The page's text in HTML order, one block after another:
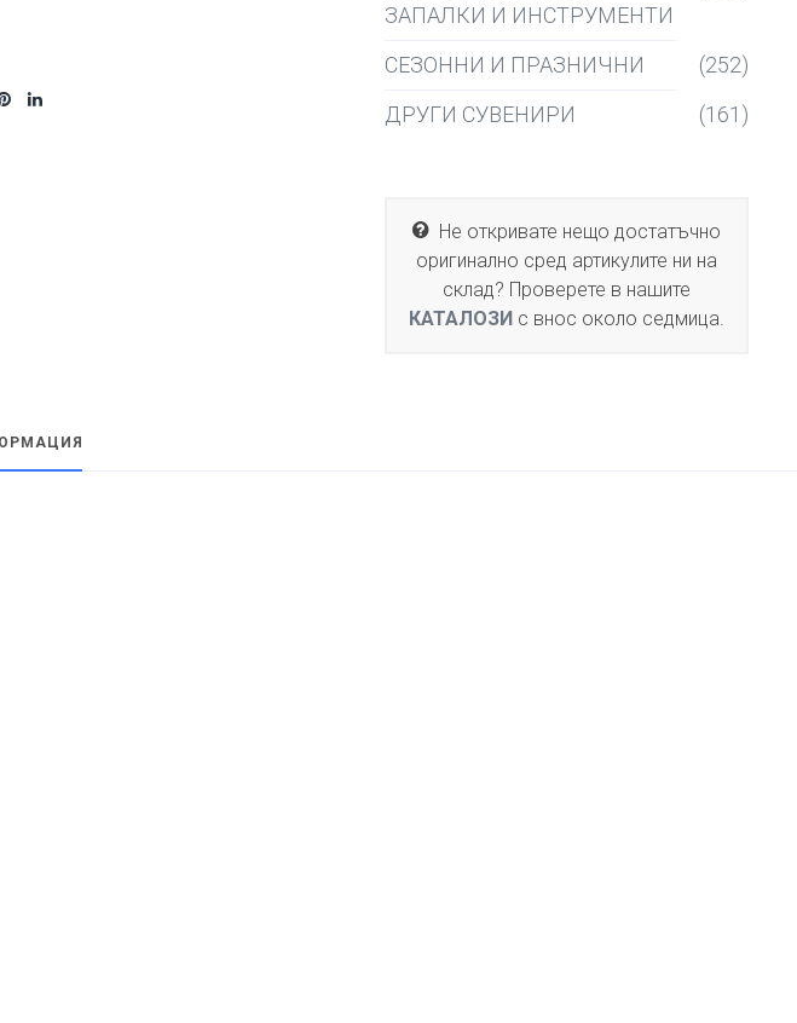
ЗАПАЛКИ И ИНСТРУМЕНТИ
СЕЗОННИ И ПРАЗНИЧНИ
(252)
ДРУГИ СУВЕНИРИ
(161)
Не откривате нещо достатъчно
оригинално сред артикулите ни на
склад? Проверете в нашите
КАТАЛОЗИ с внос около седмица.